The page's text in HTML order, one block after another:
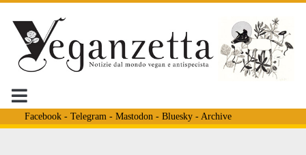
Facebook- Telegram - Mastodon - Bluesky- Archive